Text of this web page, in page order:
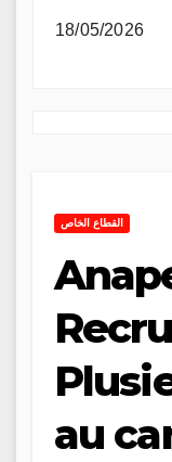
18/05/2026
القطاع الخاص
au